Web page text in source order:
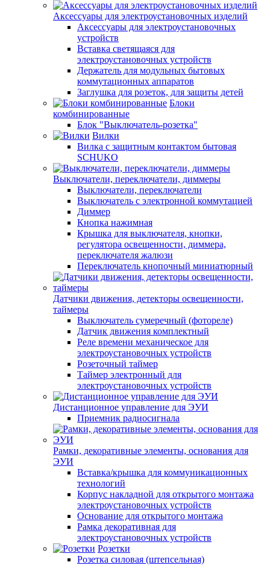
Аксессуары для электроустановочных изделий
Аксессуары для электроустановочных
устройств
Вставка светящаяся для
электроустановочных устройств
Держатель для модульных бытовых
коммутационных аппаратов
Заглушка для розеток, для защиты детей
Блоки
комбинированные
Блок "Выключатель-розетка"
Вилки
Вилка с защитным контактом бытовая
SCHUKO
Выключатели, переключатели, диммеры
Выключатели, переключатели
Выключатель с электронной коммутацией
Диммер
Кнопка нажимная
Крышка для выключателя, кнопки,
регулятора освещенности, диммера,
переключателя жалюзи
Переключатель кнопочный миниатюрный
Датчики движения, детекторы освещенности,
таймеры
Выключатель сумеречный (фотореле)
Датчик движения комплектный
Реле времени механическое для
электроустановочных устройств
Розеточный таймер
Таймер электронный для
электроустановочных устройств
Дистанционное управление для ЭУИ
Приемник радиосигнала
Рамки, декоративные элементы, основания для
ЭУИ
Вставка/крышка для коммуникационных
технологий
Корпус накладной для открытого монтажа
электроустановочных устройств
Основание для открытого монтажа
Рамка декоративная для
электроустановочных устройств
Розетки
Розетка силовая (штепсельная)